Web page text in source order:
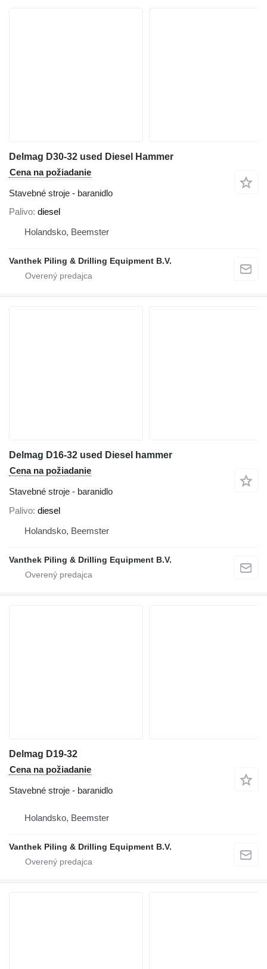
Delmag D30-32 used Diesel Hammer
Cena na požiadanie
Stavebné stroje - baranidlo
Palivo diesel
Holandsko, Beemster
Vanthek Piling & Drilling Equipment B.V.
Delmag D16-32 used Diesel hammer
Cena na požiadanie
Stavebné stroje - baranidlo
Palivo diesel
Holandsko, Beemster
Vanthek Piling & Drilling Equipment B.V.
Delmag D19-32
Cena na požiadanie
Stavebné stroje - baranidlo
Holandsko, Beemster
Vanthek Piling & Drilling Equipment B.V.